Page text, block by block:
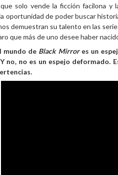
solo vende la ficción facilona y
oportunidad de poder buscar
demuestran su talento en las
que más de uno desee haber
mundo de Black Mirror es un
no, no es un espejo deformado.